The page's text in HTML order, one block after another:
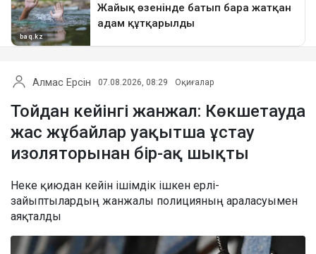
Алмас Ерсін 07.08.2026, 08:29 Оқиғалар
Тойдан кейінгі жанжал: Көкшетауда
жас жұбайлар уақытша ұстау
изоляторынан бір-ақ шықты
Неке қиюдан кейін ішімдік ішкен ерлі-
зайыптылардың жанжалы полицияның араласуымен
аяқталды